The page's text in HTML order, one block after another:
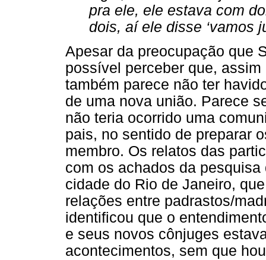
pra ele, ele estava com
dois, aí ele disse ‘vamos
Apesar da preocupação que
possível perceber que,
também parece não ter
de uma nova união. Parece
não teria ocorrido uma
pais, no sentido de preparar
membro. Os relatos das
com os achados da
cidade do Rio de Janeiro,
relações entre padrastos/
identificou que o
e seus novos cônjuges
acontecimentos, sem que